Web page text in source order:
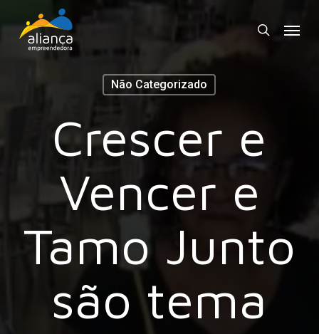
search
Não Categorizado
Crescer e
Vencer e
Tamo Junto
são tema